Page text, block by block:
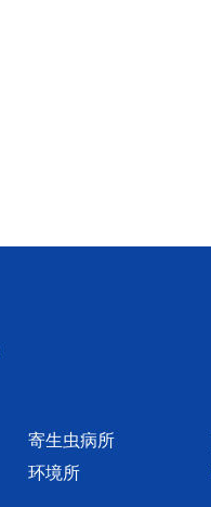
寄生虫病所
环境所